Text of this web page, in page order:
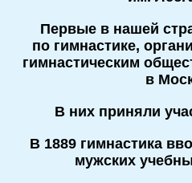
Первые в нашей
по гимнастике,
гимнастическим
в
В них приняли
В 1889 гимнастика
мужских